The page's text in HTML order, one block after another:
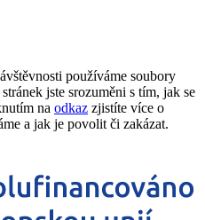
používáme soubory
jste srozuměni s tím, jak se
na odkaz zjistíte více o
a jak je povolit či zakázat.